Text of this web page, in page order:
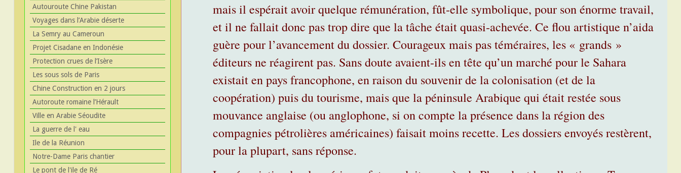
Autouroute Chine Pakistan
Voyages dans l’Arabie déserte
La Semry au Cameroun
Projet Cisadane en Indonésie
Protection crues de l’Isère
Les sous sols de Paris
Chine Construction en 2 jours
Autoroute romaine l’Hérault
Ville en Arabie Séoudite
La guerre de l' eau
Ile de la Réunion
Notre-Dame Paris chantier
Le pont de l'ile de Ré
mais il espérait avoir quelque rémunération, fût-elle symbolique, pour son énorme travail,
et il ne fallait donc pas trop dire que la tâche était quasi-achevée. Ce flou artistique n’aida
guère pour l’avancement du dossier. Courageux mais pas téméraires, les « grands »
éditeurs ne réagirent pas. Sans doute avaient-ils en tête qu’un marché pour le Sahara
existait en pays francophone, en raison du souvenir de la colonisation (et de la
coopération) puis du tourisme, mais que la péninsule Arabique qui était restée sous
mouvance anglaise (ou anglophone, si on compte la présence dans la région des
compagnies pétrolières américaines) faisait moins recette. Les dossiers envoyés restèrent,
pour la plupart, sans réponse.